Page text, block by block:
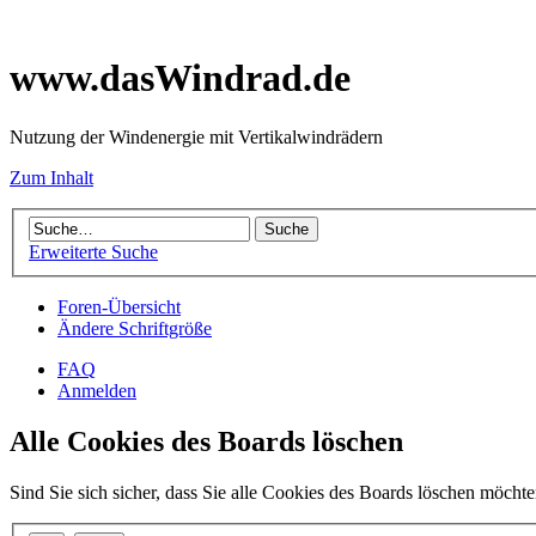
www.dasWindrad.de
Nutzung der Windenergie mit Vertikalwindrädern
Zum Inhalt
Erweiterte Suche
Foren-Übersicht
Ändere Schriftgröße
FAQ
Anmelden
Alle Cookies des Boards löschen
Sind Sie sich sicher, dass Sie alle Cookies des Boards löschen